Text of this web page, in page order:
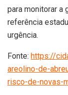
para monitorar a
referência
urgência.
Fonte: https://
areolino-de-
risco-de-novas-